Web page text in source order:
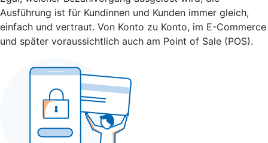
Ausführung ist für Kundinnen und Kunden immer gleich,
einfach und vertraut. Von Konto zu Konto, im E-Commerce
und später voraussichtlich auch am Point of Sale (POS).